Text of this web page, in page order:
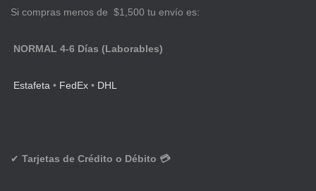
Si compras menos de $1,500 tu envío es:
NORMAL 4-6 Días (Laborables)
Estafeta • FedEx • DHL
✔ Tarjetas de Crédito o Débito 💳